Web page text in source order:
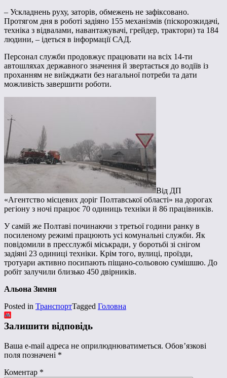
– Ускладнень руху, заторів, обмежень не зафіксовано.
Протягом дня в роботі задіяно 155 механізмів (піскорозкидачі,
техніка з відвалами, навантажувачі, грейдер, трактори) та 184
людини, – ідеться в інформації САД.
Персонал служби продовжує працювати на всіх 14-ти
автошляхах державного значення й звертається до водіїв із
проханням не виїжджати без нагальної потреби та дати
можливість завершити роботи.
Від ДП
«Агентство місцевих доріг Полтавської області» на дорогах
регіону з ночі працює 70 одиниць техніки й 86 працівників.
У самій же Полтаві починаючи з третьої години ранку в
посиленому режимі працюють усі комунальні служби. Як
повідомили в пресслужбі міськради, у боротьбі зі снігом
задіяні 23 одиниці техніки. Крім того, вулиці, проїзди,
тротуари активно посипають піщано-сольовою сумішшю. До
робіт залучили близько 450 двірників.
Альона Зимня
Posted in ТранспортTagged Головна
Залишити відповідь
Ваша e-mail адреса не оприлюднюватиметься. Обов’язкові
поля позначені *
Коментар *